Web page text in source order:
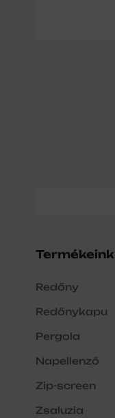
Termékeink
Redőny
Redőnykapu
Pergola
Napellenző
Zip-screen
Zsaluzia